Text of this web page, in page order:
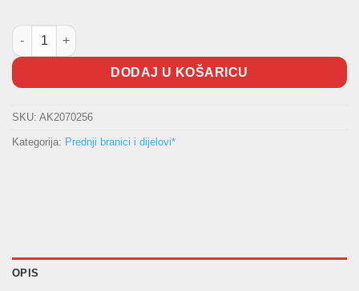
Rešetka branika C-Max količina
DODAJ U KOŠARICU
SKU: AK2070256
Kategorija: Prednji branici i dijelovi*
OPIS